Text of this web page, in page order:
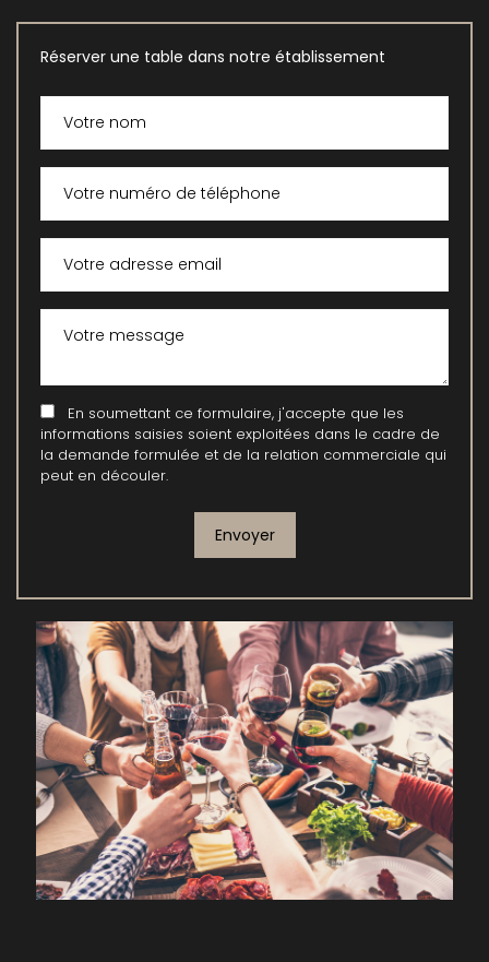
Réserver une table dans notre établissement
En soumettant ce formulaire, j'accepte que les
informations saisies soient exploitées dans le cadre de
la demande formulée et de la relation commerciale qui
peut en découler.